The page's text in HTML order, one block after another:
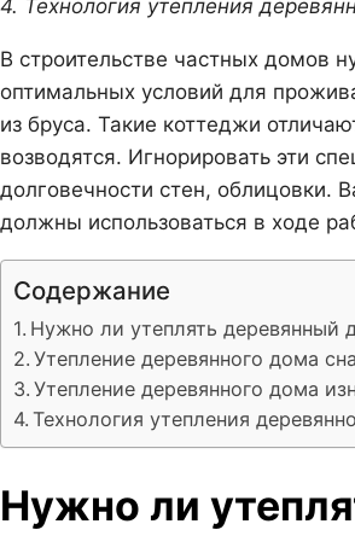
4. Технология утепления
В строительстве частных домов
оптимальных условий для
из бруса. Такие коттеджи
возводятся. Игнорировать эти
долговечности стен, облицовки.
должны использоваться в ходе
Содержание
Нужно ли утеплять деревянный
Утепление деревянного дома
Утепление деревянного дома
Технология утепления
Нужно ли